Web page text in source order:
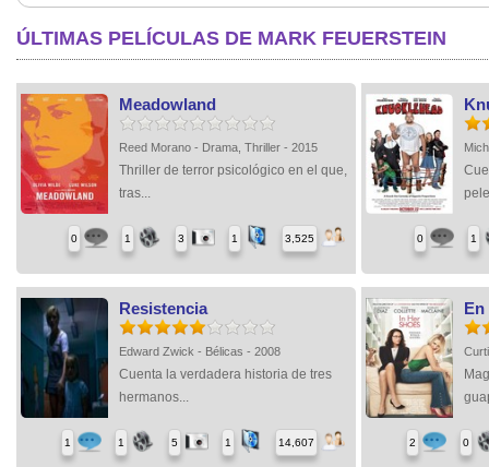
ÚLTIMAS PELÍCULAS DE MARK FEUERSTEIN
Meadowland
Reed Morano - Drama, Thriller - 2015
Thriller de terror psicológico en el que,
tras...
0 1 3 1 3,525 0 1
Resistencia
Edward Zwick - Bélicas - 2008
Cuenta la verdadera historia de tres
hermanos...
1 1 5 1 14,607
En
2 0